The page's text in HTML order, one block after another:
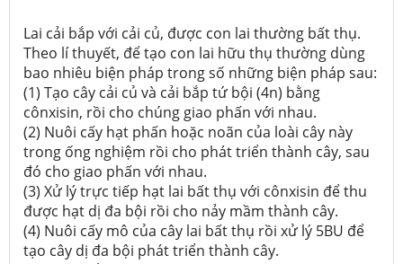
Lai cải bắp với cải củ, được con lai thường bất thụ.
Theo lí thuyết, để tạo con lai hữu thụ thường dùng
bao nhiêu biện pháp trong số những biện pháp sau:
(1) Tạo cây cải củ và cải bắp tứ bội (4n) bằng
cônxisin, rồi cho chúng giao phấn với nhau.
(2) Nuôi cấy hạt phấn hoặc noãn của loài cây này
trong ống nghiệm rồi cho phát triển thành cây, sau
đó cho giao phấn với nhau.
(3) Xử lý trực tiếp hạt lai bất thụ với cônxisin để thu
được hạt dị đa bội rồi cho nảy mầm thành cây.
(4) Nuôi cấy mô của cây lai bất thụ rồi xử lý 5BU để
tạo cây dị đa bội phát triển thành cây.